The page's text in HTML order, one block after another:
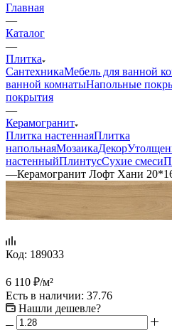
Главная
—
Каталог
—
Плитка
СантехникаМебель для ванной
ванной комнатыНапольные
покрытия
—
Керамогранит
Плитка настеннаяПлитка
напольнаяМозаикаДекор
настенныйПлинтусСухие смеси
—Керамогранит Лофт Хани
Код: 189033
6 110 ₽/м²
Есть в наличии: 37.76
Нашли дешевле?